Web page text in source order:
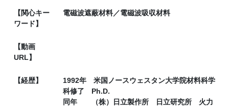
【関心キー
ワード】
電磁波遮蔽材料／電磁波吸収材料
【動画
URL】
【経歴】
1992年 米国ノースウェスタン大学院材料科学
科修了 Ph.D.
同年 （株）日立製作所 日立研究所 火力